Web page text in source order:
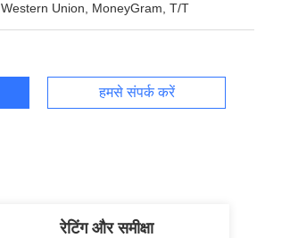
Western Union, MoneyGram, T/T
हमसे संपर्क करें
रेटिंग और समीक्षा